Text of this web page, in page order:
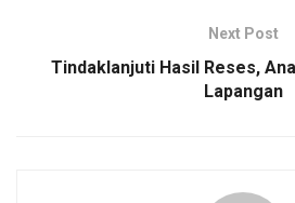
Next Post
Tindaklanjuti Hasil Reses,
Lapangan